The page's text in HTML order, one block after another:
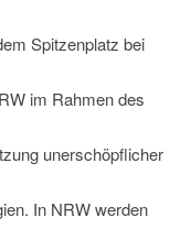
Spitzenplatz bei
im Rahmen des
unerschöpflicher
In NRW werden